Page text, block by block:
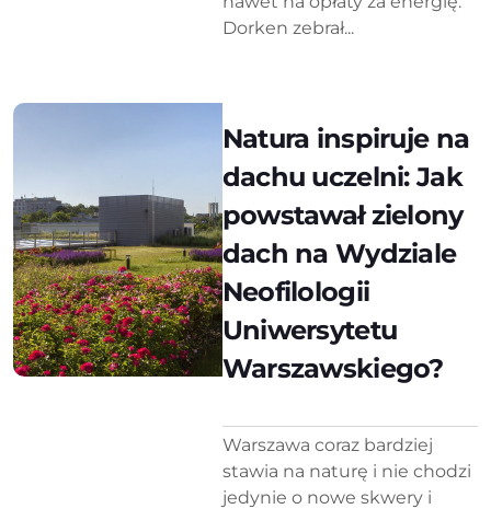
Dorken zebrał...
Natura inspiruje na
dachu uczelni: Jak
powstawał zielony
dach na Wydziale
Neofilologii
Uniwersytetu
Warszawskiego?
Warszawa coraz bardziej
stawia na naturę i nie chodzi
jedynie o nowe skwery i